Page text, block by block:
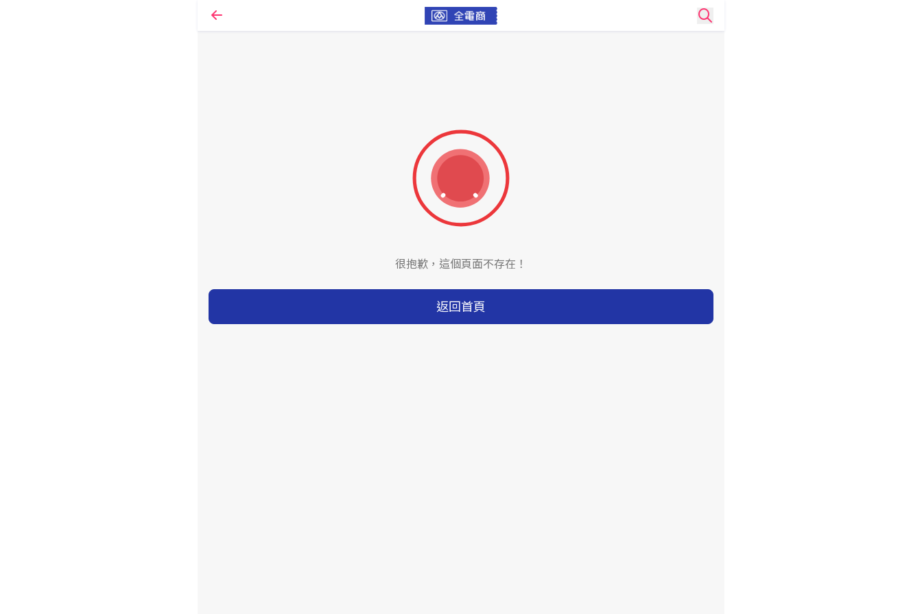
很抱歉，這個頁面不存在！
返回首頁